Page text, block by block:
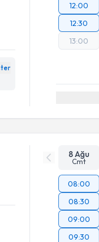
12:00
12:30
13:00
8 Ağu
Cmt
08:00
08:30
09:00
09:30